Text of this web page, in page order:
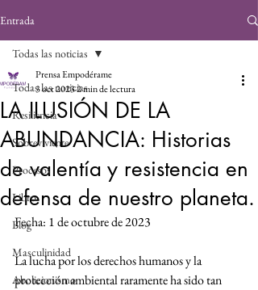
Entrada
Todas las noticias
Resiliencia
Sobreviviente
Procesos
Libro
Blog
Masculinidad
Abolicionismo
Todas las noticias
LA ILUSIÓN DE LA
ABUNDANCIA: Historias
de valentía y resistencia en
defensa de nuestro planeta.
Prensa Empodérame
3 oct 20232 min de lectura
Fecha: 1 de octubre de 2023
La lucha por los derechos humanos y la
protección ambiental raramente ha sido tan